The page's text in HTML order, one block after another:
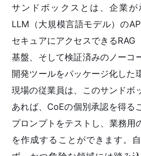
サンドボックスとは、企業
LLM（大規模言語モデル）の
セキュアにアクセスできるRAG
基盤、そして検証済みのノーコ
開発ツールをパッケージ化した
現場の従業員は、このサンドボ
あれば、CoEの個別承認を得る
プロンプトをテストし、業務用
を作成することができます。